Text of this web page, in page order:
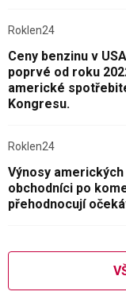
Roklen24
Ceny benzinu v
poprvé od roku
americké
Kongresu.
Roklen24
Výnosy
obchodníci po
přehodnocují